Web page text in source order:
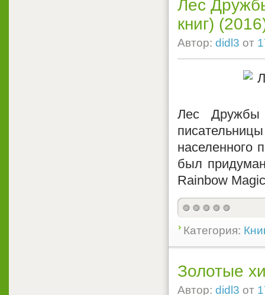
Лес
книг)
Автор: didl3 от
Лес Дружбы
населенного
был
Rainbow
Категория:
Золотые
Автор: didl3 от